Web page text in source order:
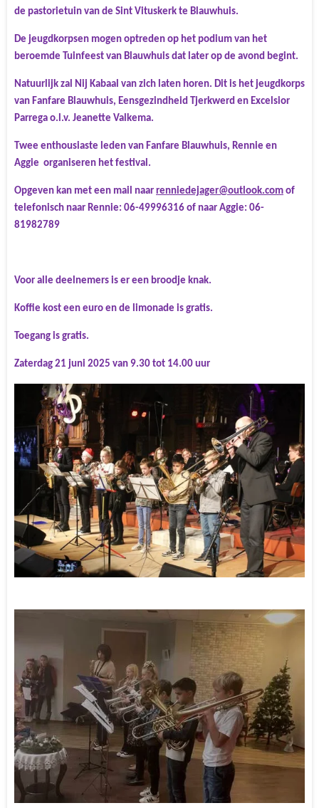
de pastorietuin van de Sint Vituskerk te Blauwhuis.
De jeugdkorpsen mogen optreden op het podium van het
beroemde Tuinfeest van Blauwhuis dat later op de avond begint.
Natuurlijk zal Nij Kabaal van zich laten horen. Dit is het jeugdkorps
van Fanfare Blauwhuis, Eensgezindheid Tjerkwerd en Excelsior
Parrega o.l.v. Jeanette Valkema.
Twee enthousiaste leden van Fanfare Blauwhuis, Rennie en
Aggie organiseren het festival.
Opgeven kan met een mail naar renniedejager@outlook.com of
telefonisch naar Rennie: 06-49996316 of naar Aggie: 06-
81982789
Voor alle deelnemers is er een broodje knak.
Koffie kost een euro en de limonade is gratis.
Toegang is gratis.
Zaterdag 21 juni 2025 van 9.30 tot 14.00 uur